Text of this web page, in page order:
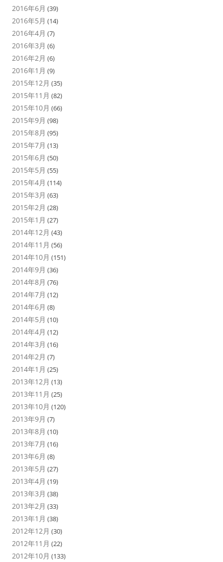
2016年6月 (39)
2016年5月 (14)
2016年4月 (7)
2016年3月 (6)
2016年2月 (6)
2016年1月 (9)
2015年12月 (35)
2015年11月 (82)
2015年10月 (66)
2015年9月 (98)
2015年8月 (95)
2015年7月 (13)
2015年6月 (50)
2015年5月 (55)
2015年4月 (114)
2015年3月 (63)
2015年2月 (28)
2015年1月 (27)
2014年12月 (43)
2014年11月 (56)
2014年10月 (151)
2014年9月 (36)
2014年8月 (76)
2014年7月 (12)
2014年6月 (8)
2014年5月 (10)
2014年4月 (12)
2014年3月 (16)
2014年2月 (7)
2014年1月 (25)
2013年12月 (13)
2013年11月 (25)
2013年10月 (120)
2013年9月 (7)
2013年8月 (10)
2013年7月 (16)
2013年6月 (8)
2013年5月 (27)
2013年4月 (19)
2013年3月 (38)
2013年2月 (33)
2013年1月 (38)
2012年12月 (30)
2012年11月 (22)
2012年10月 (133)